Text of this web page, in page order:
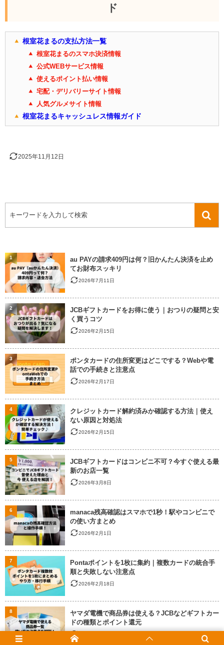
ド
根室花まるの支払方法一覧
根室花まるのスマホ決済情報
公式WEBサービス情報
使えるポイント払い情報
宅配・デリバリーサイト情報
人気グルメサイト情報
根室花まるキャッシュレス情報ガイド
2025年11月12日
au PAYの請求409円は何？旧かんたん決済を止め
てお財布スッキリ
2026年7月11日
1
JCBギフトカードをお得に使う｜おつりの疑問と安
く買うコツ
2026年2月15日
2
ポンタカードの住所変更はどこでする？Webや電
話での手続きと注意点
2026年2月17日
3
クレジットカード解約済みか確認する方法｜使え
ない原因と対処法
2026年2月15日
4
JCBギフトカードはコンビニ不可？今すぐ使える最
新のお店一覧
2026年3月8日
5
manaca残高確認はスマホで1秒！駅やコンビニで
の使い方まとめ
2026年2月1日
6
Pontaポイントを1枚に集約｜複数カードの統合手
順と失敗しない注意点
2026年2月18日
7
ヤマダ電機で商品券は使える？JCBなどギフトカー
ドの種類とポイント還元
8